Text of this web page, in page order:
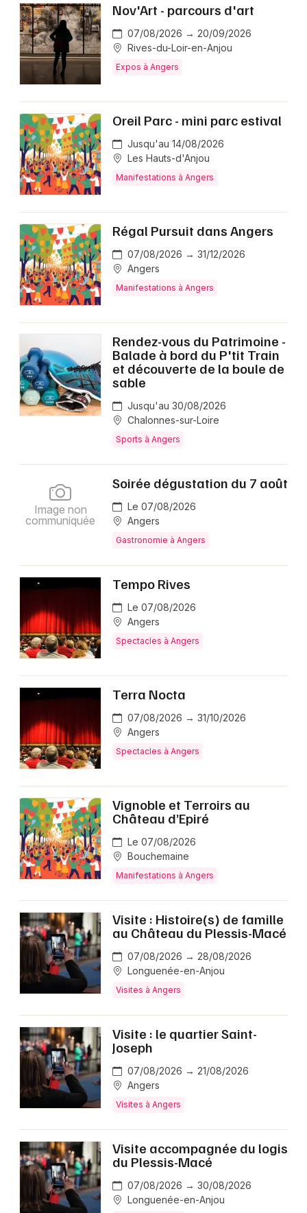
Nov'Art - parcours d'art
07/08/2026 → 20/09/2026
Rives-du-Loir-en-Anjou
Expos à Angers
Oreil Parc - mini parc estival
Jusqu'au 14/08/2026
Les Hauts-d'Anjou
Manifestations à Angers
Régal Pursuit dans Angers
07/08/2026 → 31/12/2026
Angers
Manifestations à Angers
Rendez-vous du Patrimoine -
Balade à bord du P'tit Train
et découverte de la boule de
sable
Jusqu'au 30/08/2026
Chalonnes-sur-Loire
Sports à Angers
Soirée dégustation du 7 août
Le 07/08/2026
Angers
Gastronomie à Angers
Image non
communiquée
Tempo Rives
Le 07/08/2026
Angers
Spectacles à Angers
Terra Nocta
07/08/2026 → 31/10/2026
Angers
Spectacles à Angers
Vignoble et Terroirs au
Château d’Epiré
Le 07/08/2026
Bouchemaine
Manifestations à Angers
Visite : Histoire(s) de famille
au Château du Plessis-Macé
07/08/2026 → 28/08/2026
Longuenée-en-Anjou
Visites à Angers
Visite : le quartier Saint-
Joseph
07/08/2026 → 21/08/2026
Angers
Visites à Angers
Visite accompagnée du logis
du Plessis-Macé
07/08/2026 → 30/08/2026
Longuenée-en-Anjou